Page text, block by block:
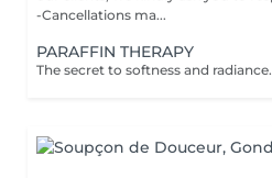
-Cancellations ma...
PARAFFIN THERAPY